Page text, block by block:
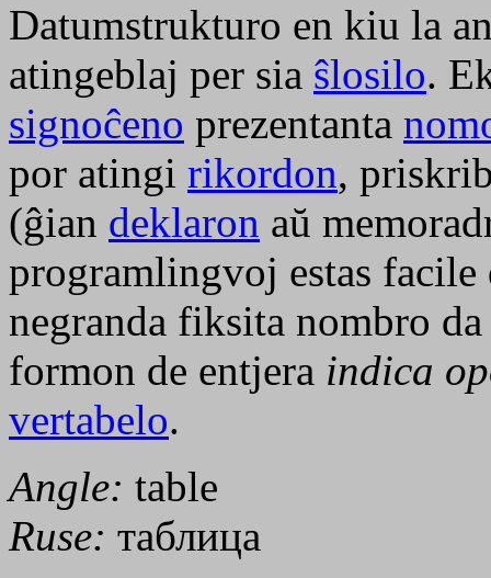
Datumstrukturo en kiu la
atingeblaj per sia ŝlosilo.
signoĉeno prezentanta
por atingi rikordon,
(ĝian deklaron aŭ
programlingvoj estas
negranda fiksita nombro
formon de entjera indica
vertabelo.
Angle: table
Ruse: таблица